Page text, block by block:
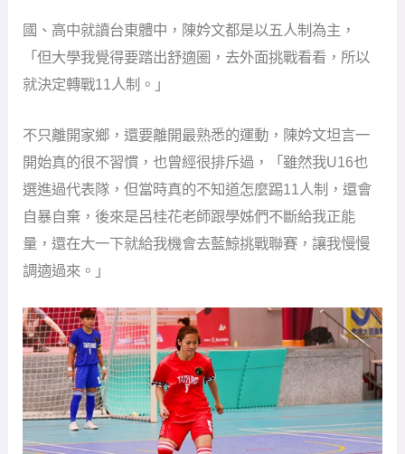
國、高中就讀台東體中，陳妗文都是以五人制為主，
「但大學我覺得要踏出舒適圈，去外面挑戰看看，所以
就決定轉戰11人制。」
不只離開家鄉，還要離開最熟悉的運動，陳妗文坦言一
開始真的很不習慣，也曾經很排斥過，「雖然我U16也
選進過代表隊，但當時真的不知道怎麼踢11人制，還會
自暴自棄，後來是呂桂花老師跟學姊們不斷給我正能
量，還在大一下就給我機會去藍鯨挑戰聯賽，讓我慢慢
調適過來。」